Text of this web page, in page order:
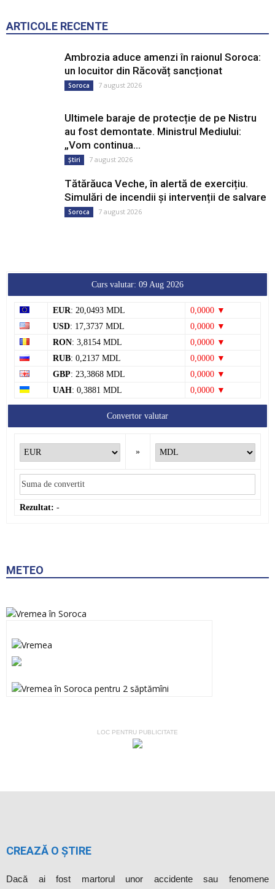
ARTICOLE RECENTE
Ambrozia aduce amenzi în raionul Soroca:
un locuitor din Răcovăț sancționat
Soroca 7 august 2026
Ultimele baraje de protecție de pe Nistru
au fost demontate. Ministrul Mediului:
„Vom continua...
Știri 7 august 2026
Tătărăuca Veche, în alertă de exercițiu.
Simulări de incendii și intervenții de salvare
Soroca 7 august 2026
Curs valutar: 09 Aug 2026
EUR: 20,0493 MDL
0,0000 ▼
USD: 17,3737 MDL
0,0000 ▼
RON: 3,8154 MDL
0,0000 ▼
RUB: 0,2137 MDL
0,0000 ▼
GBP: 23,3868 MDL
0,0000 ▼
UAH: 0,3881 MDL 0,0000 ▼
Convertor valutar
»
Rezultat: -
METEO
LOC PENTRU PUBLICITATE
CREAZĂ O ȘTIRE
Dacă ai fost martorul unor accidente sau fenomene